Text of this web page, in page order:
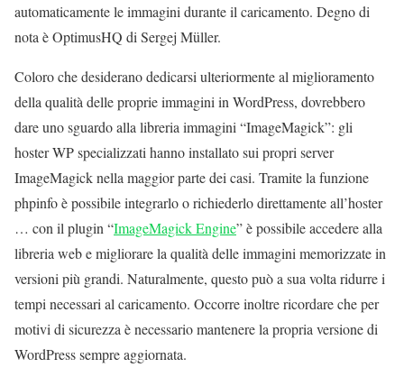
automaticamente le immagini durante il caricamento. Degno di
nota è OptimusHQ di Sergej Müller.
Coloro che desiderano dedicarsi ulteriormente al miglioramento
della qualità delle proprie immagini in WordPress, dovrebbero
dare uno sguardo alla libreria immagini “ImageMagick”: gli
hoster WP specializzati hanno installato sui propri server
ImageMagick nella maggior parte dei casi. Tramite la funzione
phpinfo è possibile integrarlo o richiederlo direttamente all’hoster
… con il plugin “ImageMagick Engine” è possibile accedere alla
libreria web e migliorare la qualità delle immagini memorizzate in
versioni più grandi. Naturalmente, questo può a sua volta ridurre i
tempi necessari al caricamento. Occorre inoltre ricordare che per
motivi di sicurezza è necessario mantenere la propria versione di
WordPress sempre aggiornata.